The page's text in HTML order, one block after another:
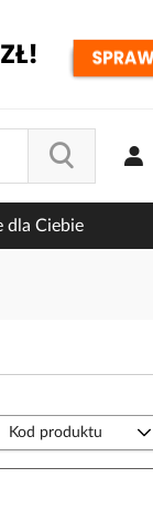
dla Ciebie